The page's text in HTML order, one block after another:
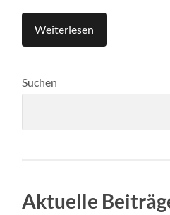
Weiterlesen
Suchen
Aktuelle